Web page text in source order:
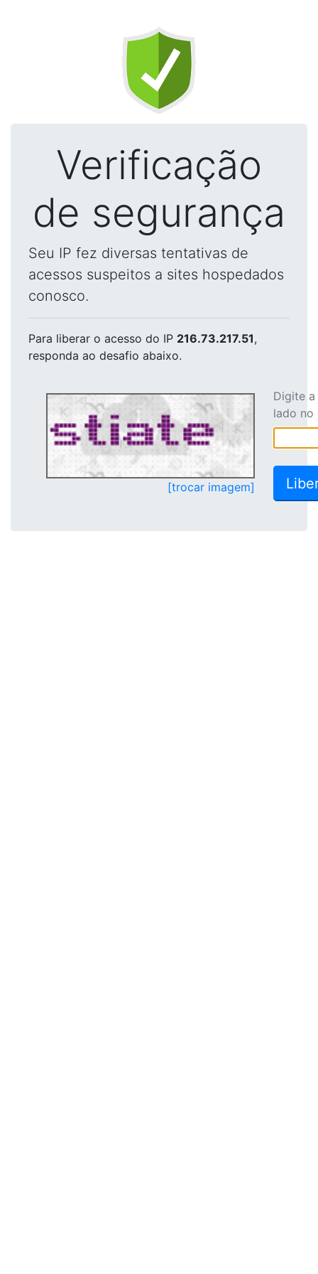
Verificação
de segurança
Seu IP fez diversas tentativas de
acessos suspeitos a sites hospedados
conosco.
Para liberar o acesso do IP 216.73.217.51,
responda ao desafio abaixo.
[trocar imagem]
Digite
lado no